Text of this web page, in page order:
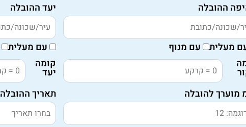
ההובלה
מעלית
עם מנוף
יעד ההובלה
עם מעלית
קומה
יעד
מוערך להובלה
תאריך ההובלה